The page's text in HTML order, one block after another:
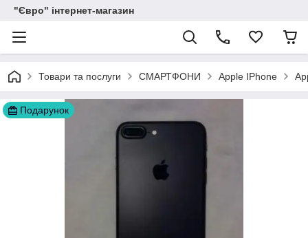
"Євро" інтернет-магазин
Товари та послуги СМАРТФОНИ Apple IPhone
Подарунок